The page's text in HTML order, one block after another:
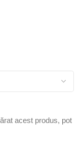
acest produs, pot